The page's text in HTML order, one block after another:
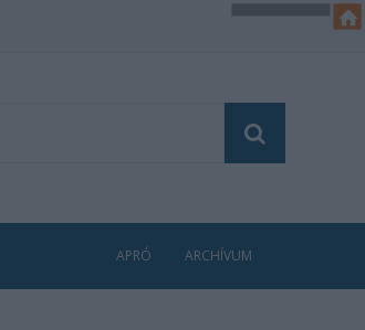
APRÓ ARCHÍVUM